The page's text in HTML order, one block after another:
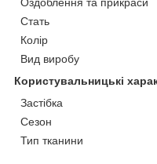
Стать
Колір
Вид виробу
Користувальницькі
Застібка
Сезон
Тип тканини